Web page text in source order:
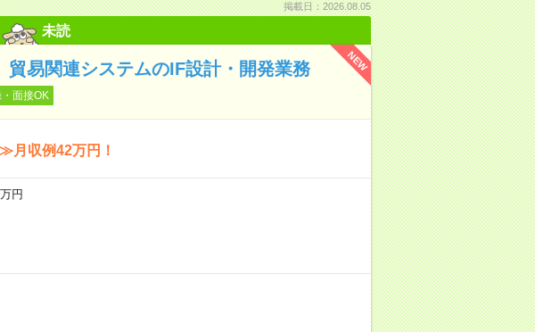
掲載日：2026.08.05
未読
NEW
貿易関連システムのIF設計・開発業務
面接OK
月収例42万円！
円